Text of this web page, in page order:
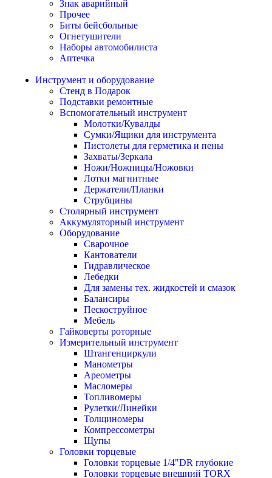
Знак аварийный
Прочее
Биты бейсбольные
Огнетушители
Наборы автомобилиста
Аптечка
Инструмент и оборудование
Стенд в Подарок
Подставки ремонтные
Вспомогательный инструмент
Молотки/Кувалды
Сумки/Ящики для инструмента
Пистолеты для герметика и пены
Захваты/Зеркала
Ножи/Ножницы/Ножовки
Лотки магнитные
Держатели/Планки
Струбцины
Столярный инструмент
Аккумуляторный инструмент
Оборудование
Сварочное
Кантователи
Гидравлическое
Лебедки
Для замены тех. жидкостей и смазок
Балансиры
Пескоструйное
Мебель
Гайковерты роторные
Измерительный инструмент
Штангенциркули
Манометры
Ареометры
Масломеры
Топливомеры
Рулетки/Линейки
Толщиномеры
Компрессометры
Щупы
Головки торцевые
Головки торцевые 1/4"DR глубокие
Головки торцевые внешний TORX